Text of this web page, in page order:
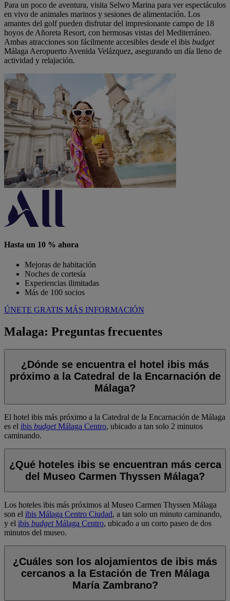
Para un poco de aventura, visita Selwo Marina para ver espectáculos
en vivo de animales marinos y sesiones de alimentación. Los
amantes del golf pueden disfrutar del impresionante campo de 18
hoyos de Añoreta Resort, con hermosas vistas del Mediterráneo.
Ambas atracciones son fácilmente accesibles desde el ibis budget
Málaga Aeropuerto Avenida Velázquez, asegurando un día lleno de
actividad y relajación.
Hasta un 10 % ahora
Mejoras de habitación
Noches de cortesía
Experiencias ilimitadas
Más de 100 socios
ÚNETE GRATIS MÁS INFORMACIÓN
Malaga: Preguntas frecuentes
¿Dónde se encuentra el hotel ibis más
próximo a la Catedral de la Encarnación de
Málaga?
El hotel ibis más próximo a la Catedral de la Encarnación de Málaga
es el ibis budgetMálaga Centro, ubicado a tan solo 2 minutos
caminando.
¿Qué hoteles ibis se encuentran más cerca
del Museo Carmen Thyssen Málaga?
Los hoteles ibis más próximos al Museo Carmen Thyssen Málaga
son el ibis Málaga Centro Ciudad, a tan solo un minuto caminando,
y el ibis budgetMálaga Centro, ubicado a un corto paseo de dos
minutos del museo.
¿Cuáles son los alojamientos de ibis más
cercanos a la Estación de Tren Málaga
María Zambrano?